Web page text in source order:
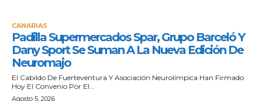
CANARIAS
Padilla Supermercados Spar, Grupo Barceló Y
Dany Sport Se Suman A La Nueva Edición De
Neuromajo
El Cabildo De Fuerteventura Y Asociación Neurolímpica Han Firmado
Hoy El Convenio Por El...
Agosto 5, 2026